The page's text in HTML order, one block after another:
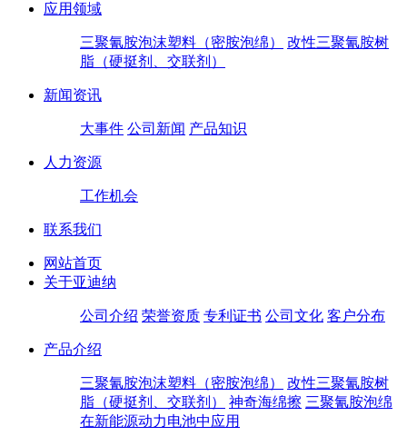
应用领域
三聚氰胺泡沫塑料（密胺泡绵）
改性三聚氰胺树
脂（硬挺剂、交联剂）
新闻资讯
大事件 公司新闻 产品知识
人力资源
工作机会
联系我们
网站首页
关于亚迪纳
公司介绍 荣誉资质 专利证书 公司文化 客户分布
产品介绍
三聚氰胺泡沫塑料（密胺泡绵）
改性三聚氰胺树
脂（硬挺剂、交联剂）
神奇海绵擦 三聚氰胺泡绵
在新能源动力电池中应用